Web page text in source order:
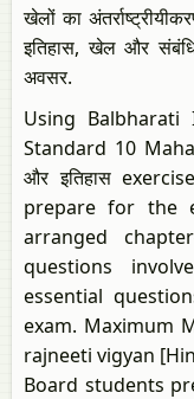
खेलों का
इतिहास, खेल और
अवसर.
Using
Standard 10
और इतिहास
prepare for the
arranged
questions
essential
exam. Maximum
rajneeti vigyan
Board students